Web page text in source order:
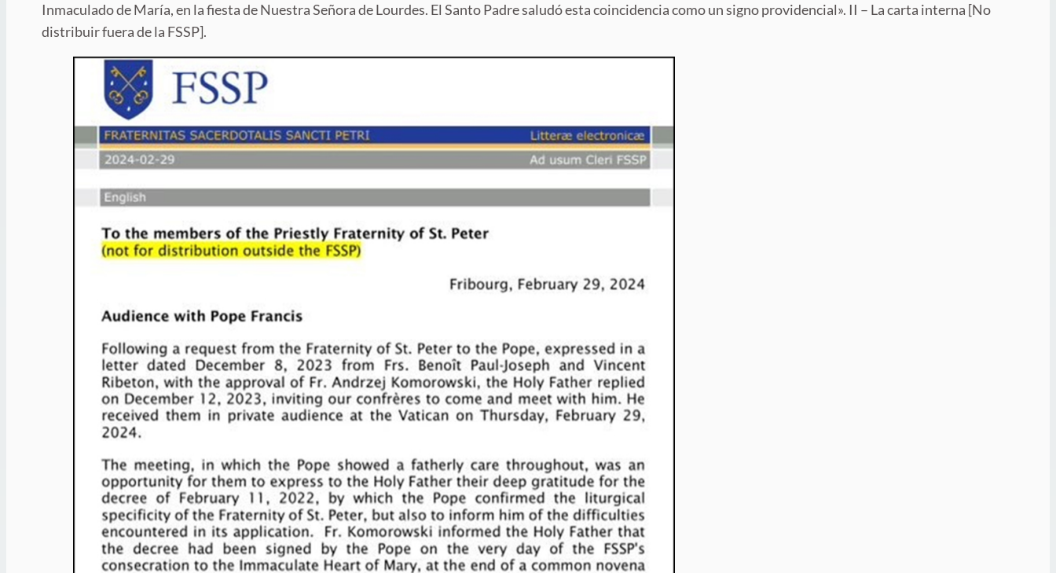
Inmaculado de María, en la fiesta de Nuestra Señora de Lourdes. El Santo Padre saludó esta coincidencia como un signo providencial». II – La carta interna [No
distribuir fuera de la FSSP].